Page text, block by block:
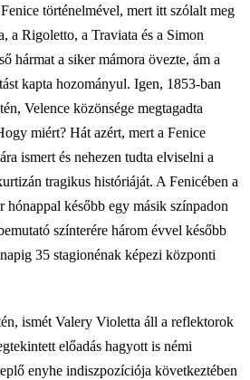
történelmével, mert itt szólalt meg
a Rigoletto, a Traviata és a Simon
hármat a siker mámora övezte, ám a
kapta hozományul. Igen, 1853-ban
Velence közönsége megtagadta
miért? Hát azért, mert a Fenice
ismert és nehezen tudta elviselni a
tragikus históriáját. A Fenicében a
hónappal később egy másik színpadon
színterére három évvel később
35 stagionénak képezi központi
ismét Valery Violetta áll a reflektorok
előadás hagyott is némi
enyhe indiszpozíciója következtében